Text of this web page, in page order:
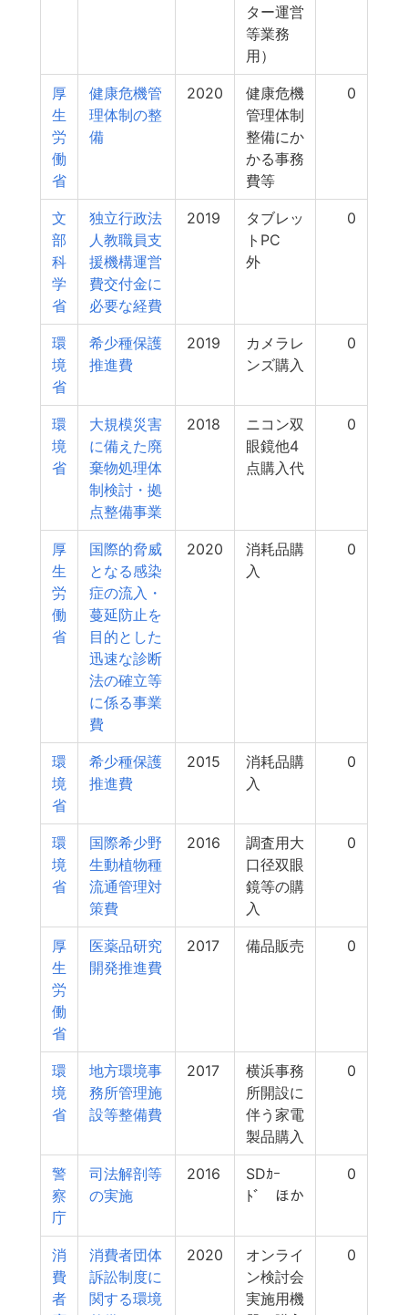
ター運営
等業務
用）
厚
生
労
働
省
健康危機管
理体制の整
備
2020
健康危機
管理体制
整備にか
かる事務
費等
0
文
部
科
学
省
独立行政法
人教職員支
援機構運営
費交付金に
必要な経費
2019
タブレッ
トPC
外
0
環
境
省
希少種保護
推進費
2019
カメラレ
ンズ購入
0
環
境
省
大規模災害
に備えた廃
棄物処理体
制検討・拠
点整備事業
2018
ニコン双
眼鏡他4
点購入代
0
厚
生
労
働
省
国際的脅威
となる感染
症の流入・
蔓延防止を
目的とした
迅速な診断
法の確立等
に係る事業
費
2020
消耗品購
入
0
環
境
省
希少種保護
推進費
2015
消耗品購
入
0
環
境
省
国際希少野
生動植物種
流通管理対
策費
2016
調査用大
口径双眼
鏡等の購
入
0
厚
生
労
働
省
医薬品研究
開発推進費
2017 備品販売 0
環
境
省
地方環境事
務所管理施
設等整備費
2017
横浜事務
所開設に
伴う家電
製品購入
0
警
察
庁
司法解剖等
の実施
2016
SDｶｰ
ﾄﾞ ほか
0
消
費
者
消費者団体
訴訟制度に
関する環境
2020
オンライ
ン検討会
実施用機
0